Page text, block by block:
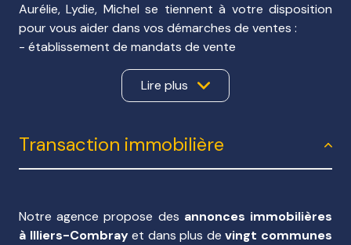
Aurélie, Lydie, Michel se tiennent à votre disposition
pour vous aider dans vos démarches de ventes :
- établissement de mandats de vente
- mise en relation avec les différents intervenants
pour réaliser la mise en vente (diagnostiqueurs,
auditeurs, interlocuteurs pour la rénovation
- diffusion de votre bien sur notre site internet,
- organisation des visites, mise en relation avec des
artisans locaux pour leurs projets travaux,
Lire plus
Transaction immobilière
Notre agence propose des annonces immobilières
à Illiers-Combrayet dans plus devingt communes